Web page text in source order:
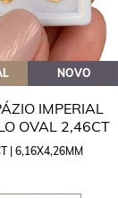
NOVO
IMPERIAL
OVAL 2,46CT
| 6,16X4,26MM